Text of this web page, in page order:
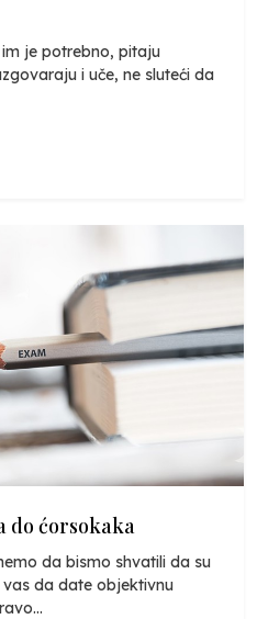
je potrebno, pitaju
i uče, ne sluteći da
do ćorsokaka
da bismo shvatili da su
vas da date objektivnu